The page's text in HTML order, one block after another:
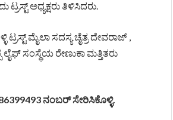
ಅಧ್ಯಕ್ಷರು ತಿಳಿಸಿದರು.
ಮೈಲಾ ಸದಸ್ಯ ಚೈತ್ರ ದೇವರಾಜ್ ,
ಸಂಸ್ಥೆಯ ರೇಣುಕಾ ಮತ್ತಿತರು
ನಂಬರ್ ಸೇರಿಸಿಕೊಳ್ಳಿ.